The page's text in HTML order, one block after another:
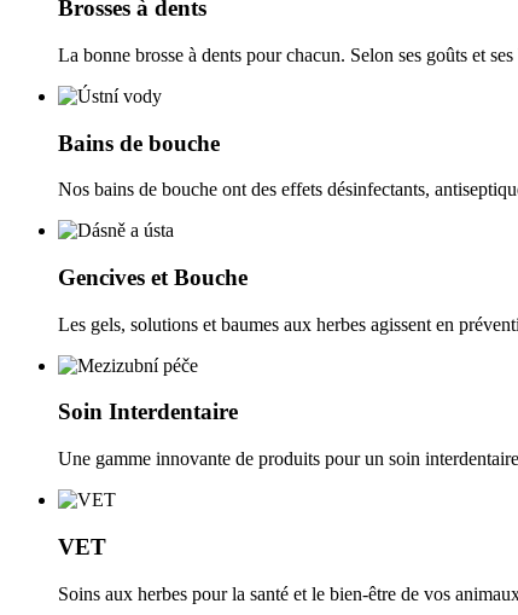
Brosses à dents
La bonne brosse à dents pour chacun. Selon ses goûts et ses
Bains de bouche
Nos bains de bouche ont des effets désinfectants,
Gencives et Bouche
Les gels, solutions et baumes aux herbes agissent en
Soin Interdentaire
Une gamme innovante de produits pour un soin
VET
Soins aux herbes pour la santé et le bien-être de vos